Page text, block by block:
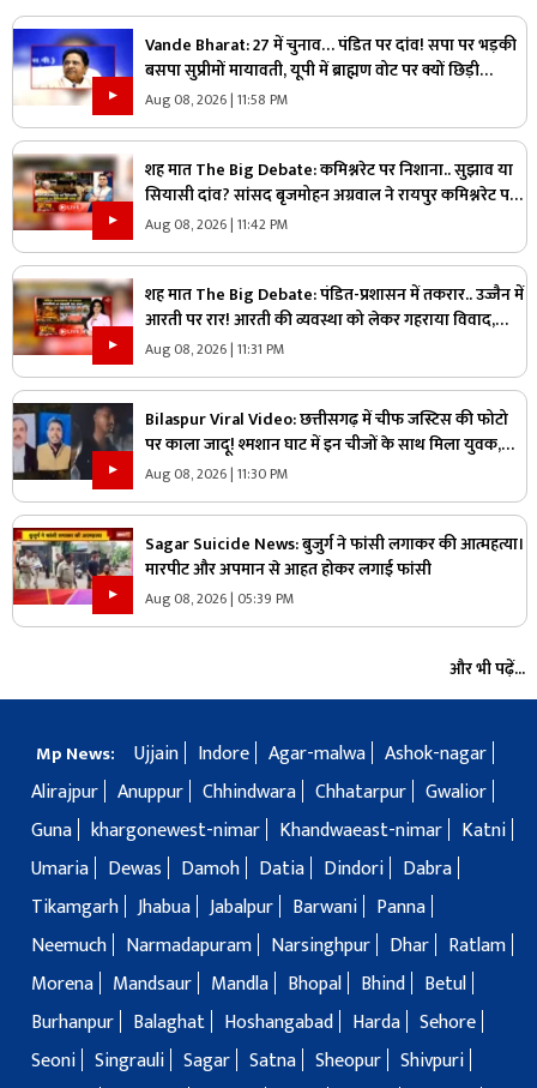
Vande Bharat: 27 में चुनाव… पंडित पर दांव! सपा पर भड़की
बसपा सुप्रीमों मायावती, यूपी में ब्राह्मण वोट पर क्यों छिड़ी
महाभारत?
Aug 08, 2026 | 11:58 PM
शह मात The Big Debate: कमिश्नरेट पर निशाना.. सुझाव या
सियासी दांव? सांसद बृजमोहन अग्रवाल ने रायपुर कमिश्नरेट पर
उठाए सवाल, क्या वाकई में सिस्टम में सुधार की है जरूरत
Aug 08, 2026 | 11:42 PM
शह मात The Big Debate: पंडित-प्रशासन में तकरार.. उज्जैन में
आरती पर रार! आरती की व्यवस्था को लेकर गहराया विवाद,
आरती के अधिकार को लेकर क्यों उग्र हुए पंडित?
Aug 08, 2026 | 11:31 PM
Bilaspur Viral Video: छत्तीसगढ़ में चीफ जस्टिस की फोटो
पर काला जादू! श्मशान घाट में इन चीजों के साथ मिला युवक,
देखिए ये पूरा वीडियो
Aug 08, 2026 | 11:30 PM
Sagar Suicide News: बुजुर्ग ने फांसी लगाकर की आत्महत्या।
मारपीट और अपमान से आहत होकर लगाई फांसी
Aug 08, 2026 | 05:39 PM
और भी पढ़ें...
Mp News: Ujjain Indore Agar-malwa Ashok-nagar
Alirajpur Anuppur Chhindwara Chhatarpur Gwalior
Guna khargonewest-nimar Khandwaeast-nimar
Katni
Umaria
Dewas Damoh Datia Dindori
Dabra
Tikamgarh Jhabua Jabalpur Barwani
Panna
Neemuch
Narmadapuram Narsinghpur Dhar
Ratlam
Morena
Mandsaur Mandla Bhopal Bhind
Betul
Burhanpur
Balaghat Hoshangabad Harda Sehore
Seoni Singrauli Sagar Satna Sheopur Shivpuri